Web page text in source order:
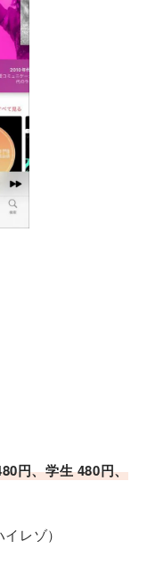
円、学生 480円、
レゾ）